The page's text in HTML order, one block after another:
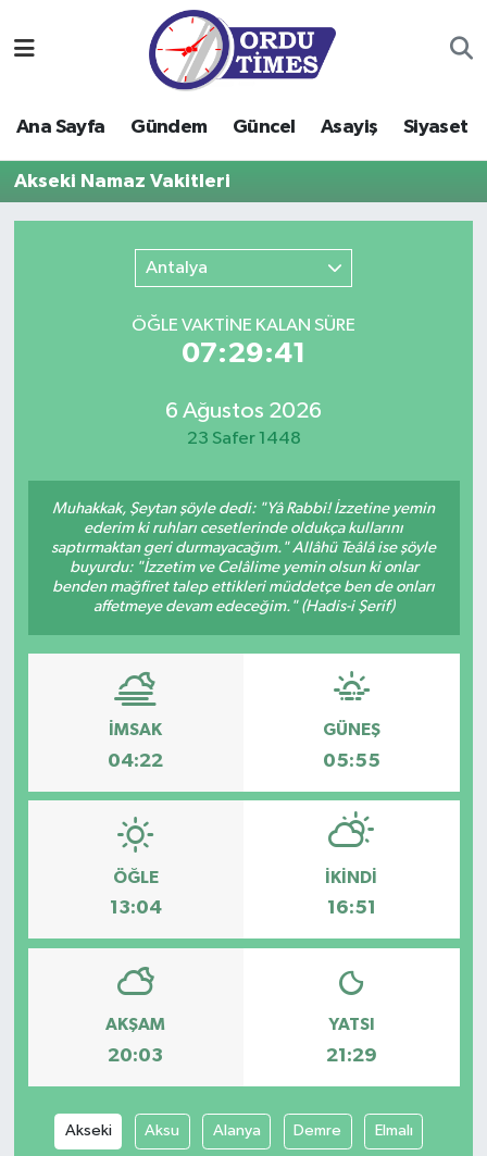
Ana Sayfa Gündem Güncel Asayiş Siyaset
Akseki Namaz Vakitleri
Antalya
ÖĞLE VAKTİNE KALAN SÜRE
07:29:41
6 Ağustos 2026
23 Safer 1448
Muhakkak, Şeytan şöyle dedi: "Yâ Rabbi! İzzetine yemin
ederim ki ruhları cesetlerinde oldukça kullarını
saptırmaktan geri durmayacağım." Allâhü Teâlâ ise şöyle
buyurdu: "İzzetim ve Celâlime yemin olsun ki onlar
benden mağfiret talep ettikleri müddetçe ben de onları
affetmeye devam edeceğim." (Hadis-i Şerif)
İMSAK
04:22
GÜNEŞ
05:55
ÖĞLE
13:04
İKINDI
16:51
AKŞAM
20:03
YATSI
21:29
Akseki Aksu Alanya Demre Elmalı
Gündem
Güncel
Kültür-Sanat
Turizm
Yaşam
Ordu Nöbetçi Eczaneler
Ordu Hava Durumu
Ordu Namaz Vakitleri
Ordu Trafik Yoğunluk Haritası
Tüm Manşetler
Son Dakika Haberleri